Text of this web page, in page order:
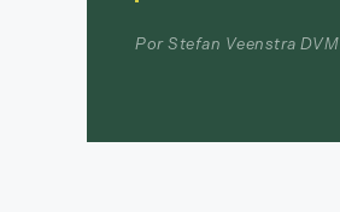
Por Stefan Veenstra DVM